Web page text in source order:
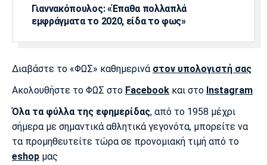
Γιαννακόπουλος: «Έπαθα πολλαπλά
εμφράγματα το 2020, είδα το φως»
Διαβάστε το «ΦΩΣ» καθημερινά στον υπολογιστή σας
Ακολουθήστε το ΦΩΣ στο Facebook και στο Instagram
Όλα τα φύλλα της εφημερίδας, από το 1958 μέχρι
σήμερα με σημαντικά αθλητικά γεγονότα, μπορείτε να
τα προμηθευτείτε τώρα σε προνομιακή τιμή από το
eshop μας